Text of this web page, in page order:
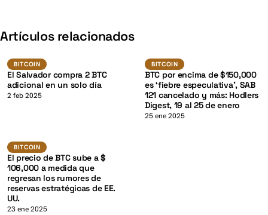
Artículos relacionados
BITCOIN K
BITCOIN
El Salvador compra 2 BTC
adicional en un solo día
2 feb 2025
BITCOIN
BITCOIN
BTC por encima de $150,000
es ‘fiebre especulativa’, SAB
121 cancelado y más: Hodlers
Digest, 19 al 25 de enero
25 ene 2025
BITCOIN BTC K
BITCOIN
El precio de BTC sube a $
106,000 a medida que
regresan los rumores de
reservas estratégicas de EE.
UU.
23 ene 2025